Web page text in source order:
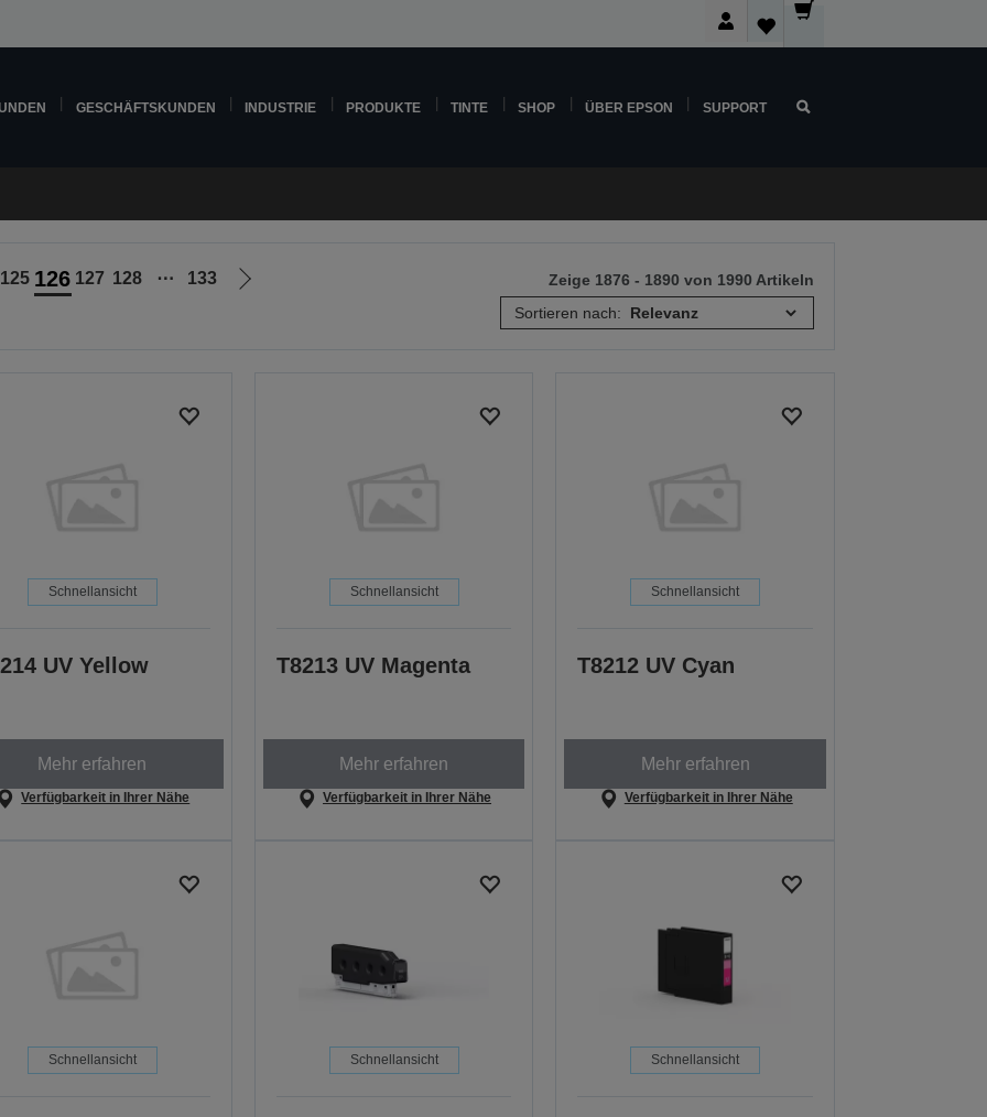
GESCHÄFTSKUNDEN INDUSTRIE PRODUKTE TINTE SHOP ÜBER EPSON SUPPORT
125 126 127 128 ⋯ 133
Zur
Zeige 1876 - 1890 von 1990 Artikeln
Sortieren nach:
Schnellansicht
UV Yellow
Mehr erfahren
Verfügbarkeit in Ihrer Nähe
Schnellansicht
T8213 UV Magenta
Mehr erfahren
Verfügbarkeit in Ihrer Nähe
Schnellansicht
T8212 UV Cyan
Mehr erfahren
Verfügbarkeit in Ihrer Nähe
Schnellansicht Schnellansicht Schnellansicht